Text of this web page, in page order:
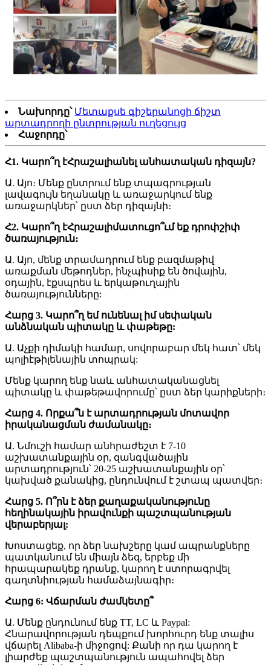
Նախորդը՝ Մետաքսե գիշերանոցի ճիշտ
արտադրողի ընտրության ուղեցույց
Հաջորդը՝
Հ1. Կարո՞ղ էՀրաշալիանել անհատական ​​դիզայն?
Ա. Այո։ Մենք ընտրում ենք տպագրության
լավագույն եղանակը և առաջարկում ենք
առաջարկներ՝ ըստ ձեր դիզայնի։
Հ2. Կարո՞ղ էՀրաշալիմատուցո՞ւմ եք դրոփշիփ
ծառայություն։
Ա. Այո, մենք տրամադրում ենք բազմաթիվ
առաքման մեթոդներ, ինչպիսիք են ծովային,
օդային, էքսպրես և երկաթուղային
ծառայությունները:
Հարց 3. Կարո՞ղ եմ ունենալ իմ սեփական
անձնական պիտակը և փաթեթը:
Ա. Աչքի դիմակի համար, սովորաբար մեկ հատ՝ մեկ
պոլիէթիլենային տոպրակ:
Մենք կարող ենք նաև անհատականացնել
պիտակը և փաթեթավորումը՝ ըստ ձեր կարիքների։
Հարց 4. Որքա՞ն է արտադրության մոտավոր
իրականացման ժամանակը։
Ա. Նմուշի համար անհրաժեշտ է 7-10
աշխատանքային օր, զանգվածային
արտադրություն՝ 20-25 աշխատանքային օր՝
կախված քանակից, ընդունվում է շտապ պատվեր։
Հարց 5. Ո՞րն է ձեր քաղաքականությունը
հեղինակային իրավունքի պաշտպանության
վերաբերյալ:
Խոստացեք, որ ձեր նախշերը կամ ապրանքները
պատկանում են միայն ձեզ, երբեք մի
հրապարակեք դրանք, կարող է ստորագրվել
գաղտնիության համաձայնագիր։
Հարց 6: Վճարման ժամկետը՞
Ա. Մենք ընդունում ենք TT, LC և Paypal:
Հնարավորության դեպքում խորհուրդ ենք տալիս
վճարել Alibaba-ի միջոցով: Քանի որ դա կարող է
լիարժեք պաշտպանություն ապահովել ձեր